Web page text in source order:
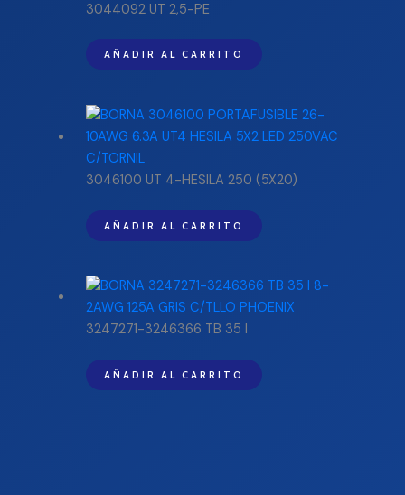
3044092 UT 2,5-PE
AÑADIR AL CARRITO
3046100 UT 4-HESILA 250 (5X20)
AÑADIR AL CARRITO
3247271-3246366 TB 35 I
AÑADIR AL CARRITO